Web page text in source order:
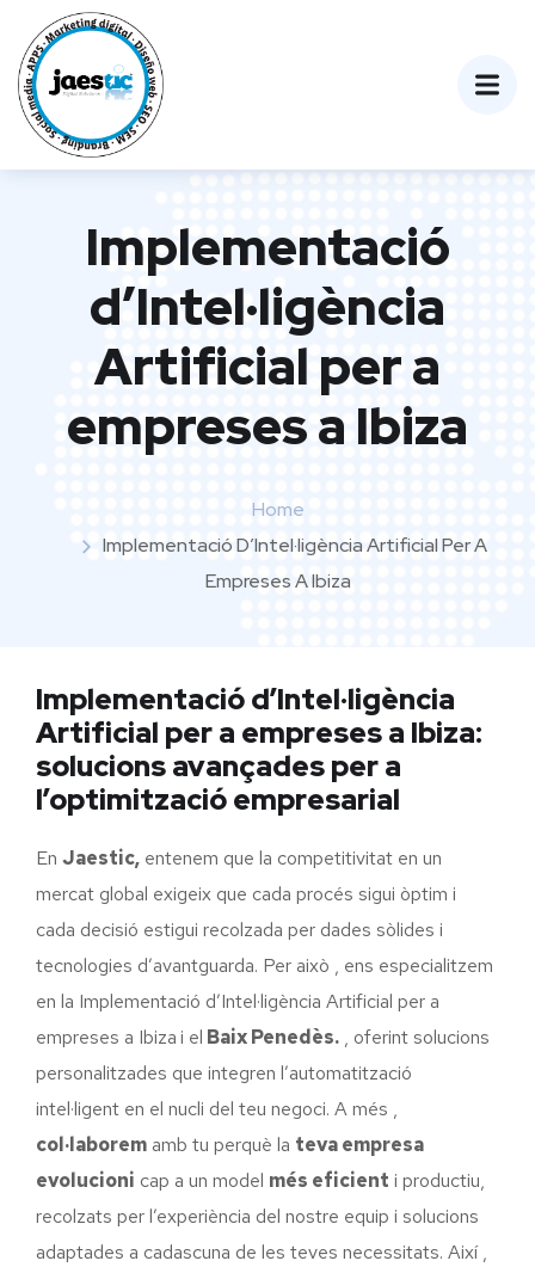
Implementació
d’Intel·ligència
Artificial per a
empreses a Ibiza
Home
Implementació D’Intel·ligència Artificial Per A
Empreses A Ibiza
Implementació d’Intel·ligència
Artificial per a empreses a Ibiza:
solucions avançades per a
l’optimització empresarial
En Jaestic, entenem que la competitivitat en un
mercat global exigeix que cada procés sigui òptim i
cada decisió estigui recolzada per dades sòlides i
tecnologies d’avantguarda. Per això , ens especialitzem
en la Implementació d’Intel·ligència Artificial per a
empreses a Ibizai el Baix Penedès. , oferint solucions
personalitzades que integren l’automatització
intel·ligent en el nucli del teu negoci. A més ,
col·laborem amb tu perquè la teva empresa
evolucioni cap a un model més eficient i productiu,
recolzats per l’experiència del nostre equip i solucions
adaptades a cadascuna de les teves necessitats. Així ,